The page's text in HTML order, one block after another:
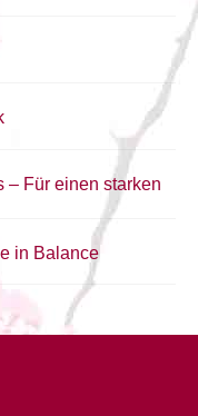
– Für einen starken
in Balance